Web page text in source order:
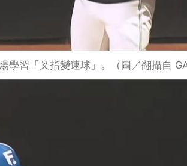
學習「叉指變速球」。（圖／翻攝自